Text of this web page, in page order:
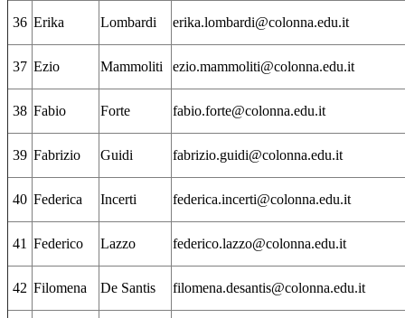
36 Erika Lombardi erika.lombardi@colonna.edu.it
37 Ezio Mammoliti ezio.mammoliti@colonna.edu.it
38 Fabio Forte fabio.forte@colonna.edu.it
39 Fabrizio Guidi fabrizio.guidi@colonna.edu.it
40 Federica Incerti federica.incerti@colonna.edu.it
41 Federico Lazzo federico.lazzo@colonna.edu.it
42 Filomena De Santis filomena.desantis@colonna.edu.it